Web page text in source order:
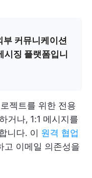
커뮤니케이션
시징 플랫폼입니
젝트를 위한 전용
거나, 1:1 메시지를
니다. 이 원격 협업
고 이메일 의존성을